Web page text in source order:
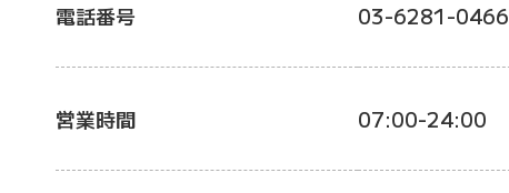
電話番号 03-6281-0466
営業時間 07:00-24:00